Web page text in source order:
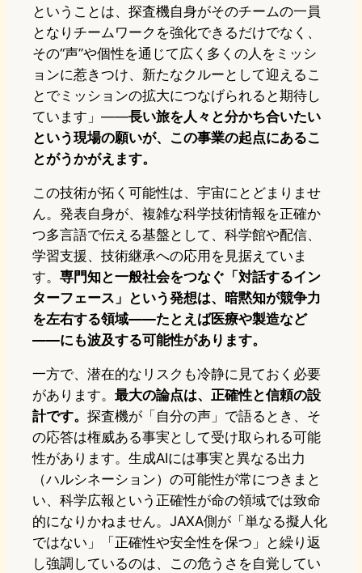
ということは、探査機自身がそのチームの一員
となりチームワークを強化できるだけでなく、
その“声”や個性を通じて広く多くの人をミッシ
ョンに惹きつけ、新たなクルーとして迎えるこ
とでミッションの拡大につなげられると期待し
ています」——長い旅を人々と分かち合いたい
という現場の願いが、この事業の起点にあるこ
とがうかがえます。
この技術が拓く可能性は、宇宙にとどまりませ
ん。発表自身が、複雑な科学技術情報を正確か
つ多言語で伝える基盤として、科学館や配信、
学習支援、技術継承への応用を見据えていま
す。 専門知と一般社会をつなぐ「対話するイン
ターフェース」という発想は、暗黙知が競争力
を左右する領域——たとえば医療や製造など
——にも波及する可能性があります。
一方で、潜在的なリスクも冷静に見ておく必要
があります。 最大の論点は、正確性と信頼の設
計です。 探査機が「自分の声」で語るとき、そ
の応答は権威ある事実として受け取られる可能
性があります。生成AIには事実と異なる出力
（ハルシネーション）の可能性が常につきまと
い、科学広報という正確性が命の領域では致命
的になりかねません。JAXA側が「単なる擬人化
ではない」「正確性や安全性を保つ」と繰り返
し強調しているのは、この危うさを自覚してい